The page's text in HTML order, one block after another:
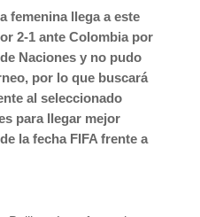
femenina llega a este
2-1 ante Colombia por
Naciones y no pudo
por lo que buscará
al seleccionado
para llegar mejor
la fecha FIFA frente a